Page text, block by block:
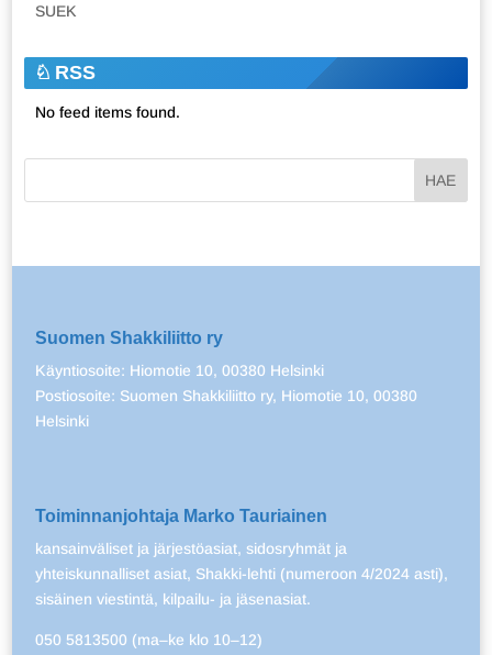
SUEK
RSS
No feed items found.
Suomen Shakkiliitto ry
Käyntiosoite: Hiomotie 10, 00380 Helsinki
Postiosoite: Suomen Shakkiliitto ry, Hiomotie 10, 00380
Helsinki
Toiminnanjohtaja Marko Tauriainen
kansainväliset ja järjestöasiat, sidosryhmät ja
yhteiskunnalliset asiat, Shakki-lehti (numeroon 4/2024 asti),
sisäinen viestintä, kilpailu- ja jäsenasiat.
050 5813500 (ma–ke klo 10–12)